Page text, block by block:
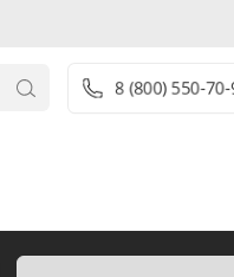
8 (800) 550-70-